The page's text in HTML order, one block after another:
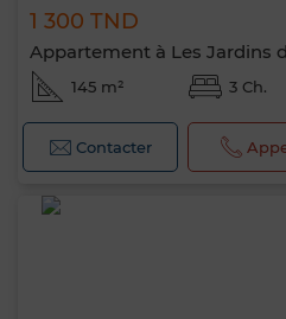
1 300 TND
Appartement à Les Jardins
145 m² 3 Ch.
Contacter